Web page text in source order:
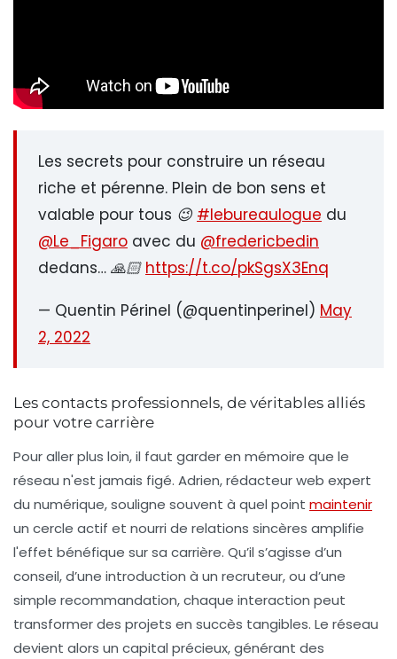
Les secrets pour construire un réseau
riche et pérenne. Plein de bon sens et
valable pour tous 😉 #lebureaulogue du
@Le_Figaro avec du @fredericbedin
dedans… 🙏🏻 https://t.co/pkSgsX3Enq
— Quentin Périnel (@quentinperinel) May
2, 2022
Les contacts professionnels, de véritables alliés
pour votre carrière
Pour aller plus loin, il faut garder en mémoire que le
réseau n'est jamais figé. Adrien, rédacteur web expert
du numérique, souligne souvent à quel point maintenir
un cercle actif et nourri de relations sincères amplifie
l'effet bénéfique sur sa carrière. Qu’il s’agisse d’un
conseil, d’une introduction à un recruteur, ou d’une
simple recommandation, chaque interaction peut
transformer des projets en succès tangibles. Le réseau
devient alors un capital précieux, générant des